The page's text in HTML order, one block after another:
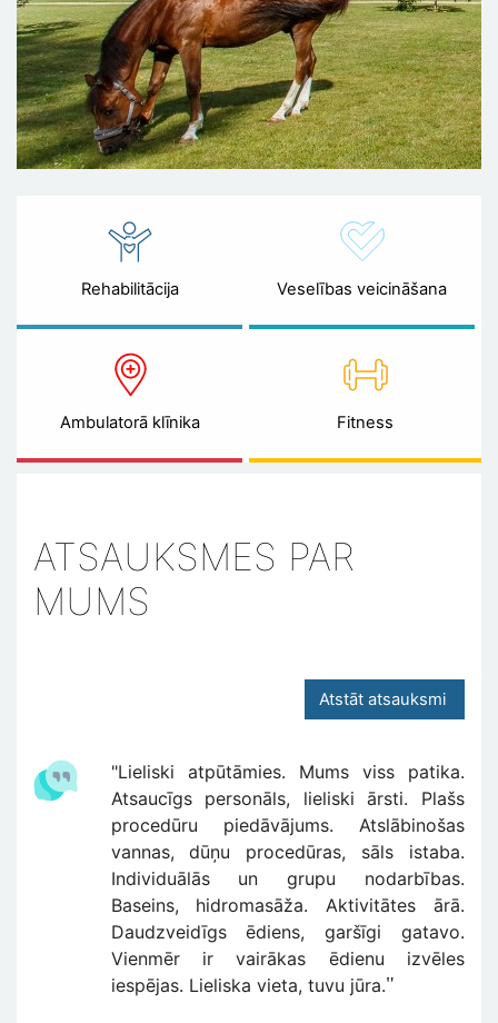
Rehabilitācija Veselības veicināšana
Ambulatorā klīnika Fitness
ATSAUKSMES PAR
MUMS
Atstāt atsauksmi
"Lieliski atpūtāmies. Mums viss patika.
Atsaucīgs personāls, lieliski ārsti. Plašs
procedūru piedāvājums. Atslābinošas
vannas, dūņu procedūras, sāls istaba.
Individuālās un grupu nodarbības.
Baseins, hidromasāža. Aktivitātes ārā.
Daudzveidīgs ēdiens, garšīgi gatavo.
Vienmēr ir vairākas ēdienu izvēles
iespējas. Lieliska vieta, tuvu jūra."